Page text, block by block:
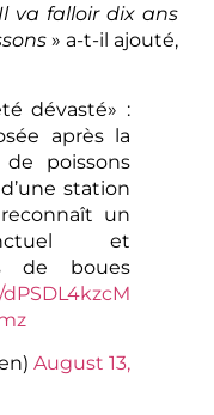
Il va falloir dix ans
» a-t-il ajouté,
dévasté» :
après la
poissons
station
un
et
de boues
August 13,